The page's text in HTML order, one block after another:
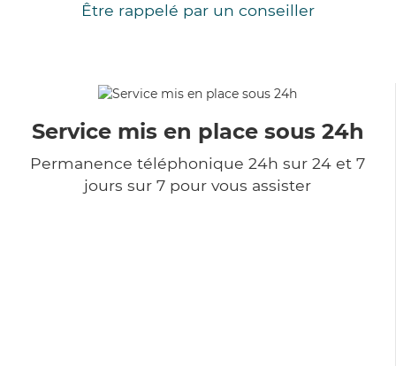
Être rappelé par un conseiller
Service mis en place sous 24h
Permanence téléphonique 24h sur 24 et 7
jours sur 7 pour vous assister